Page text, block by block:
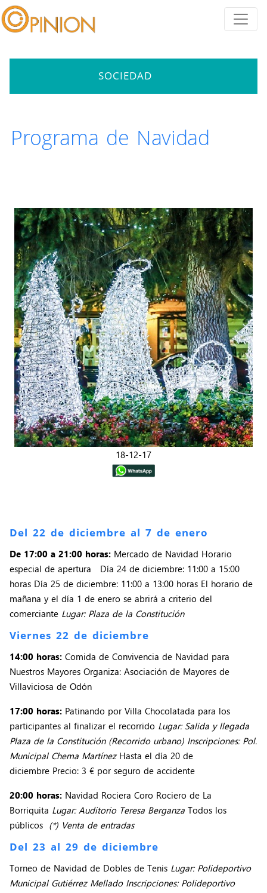
SOCIEDAD
Programa de Navidad
18-12-17
Del 22 de diciembre al 7 de enero
De 17:00 a 21:00 horas: Mercado de Navidad Horario
especial de apertura Día 24 de diciembre: 11:00 a 15:00
horas Día 25 de diciembre: 11:00 a 13:00 horas El horario de
mañana y el día 1 de enero se abrirá a criterio del
comerciante Lugar: Plaza de la Constitución
Viernes 22 de diciembre
14:00 horas: Comida de Convivencia de Navidad para
Nuestros Mayores Organiza: Asociación de Mayores de
Villaviciosa de Odón
17:00 horas: Patinando por Villa Chocolatada para los
participantes al finalizar el recorrido Lugar: Salida y llegada
Plaza de la Constitución (Recorrido urbano) Inscripciones: Pol.
Municipal Chema Martínez Hasta el día 20 de
diciembre Precio: 3 € por seguro de accidente
20:00 horas: Navidad Rociera Coro Rociero de La
Borriquita Lugar: Auditorio Teresa Berganza Todos los
públicos (*) Venta de entradas
Del 23 al 29 de diciembre
Torneo de Navidad de Dobles de Tenis Lugar: Polideportivo
Municipal Gutiérrez Mellado Inscripciones: Polideportivo